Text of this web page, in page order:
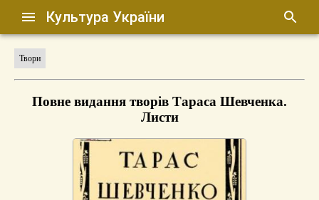
Культура України
Твори
Повне видання творів Тараса Шевченка.
Листи